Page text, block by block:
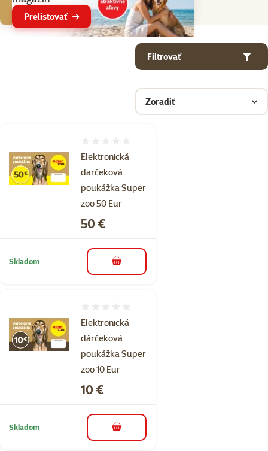
Prelistovať
Filtrovať
Zoradiť
Produkty v kategorii Darčekové poukazy
Elektronická
darčeková
poukážka Super
zoo 50 Eur
Cena
50 €
Skladom do košíka
Elektronická
dárčeková
poukážka Super
zoo 10 Eur
Cena
10 €
Skladom do košíka